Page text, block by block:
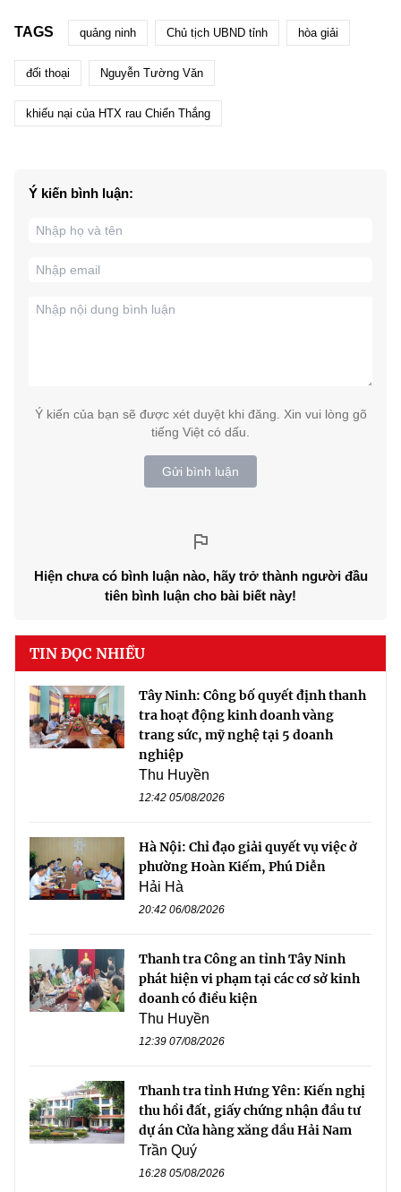
TAGS quảng ninh Chủ tịch UBND tỉnh hòa giải
đối thoại Nguyễn Tường Văn
khiếu nại của HTX rau Chiển Thắng
Ý kiến bình luận:
Ý kiến của bạn sẽ được xét duyệt khi đăng. Xin vui lòng gõ
tiếng Việt có dấu.
Gửi bình luận
Hiện chưa có bình luận nào, hãy trở thành người đầu
tiên bình luận cho bài biết này!
TIN ĐỌC NHIỀU
Tây Ninh: Công bố quyết định thanh
tra hoạt động kinh doanh vàng
trang sức, mỹ nghệ tại 5 doanh
nghiệp
Thu Huyền
12:42 05/08/2026
Hà Nội: Chỉ đạo giải quyết vụ việc ở
phường Hoàn Kiếm, Phú Diễn
Hải Hà
20:42 06/08/2026
Thanh tra Công an tỉnh Tây Ninh
phát hiện vi phạm tại các cơ sở kinh
doanh có điều kiện
Thu Huyền
12:39 07/08/2026
Thanh tra tỉnh Hưng Yên: Kiến nghị
thu hồi đất, giấy chứng nhận đầu tư
dự án Cửa hàng xăng dầu Hải Nam
Trần Quý
16:28 05/08/2026